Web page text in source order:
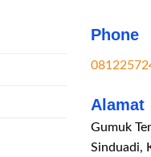
Phone
Alamat
Gumuk
Sinduadi,